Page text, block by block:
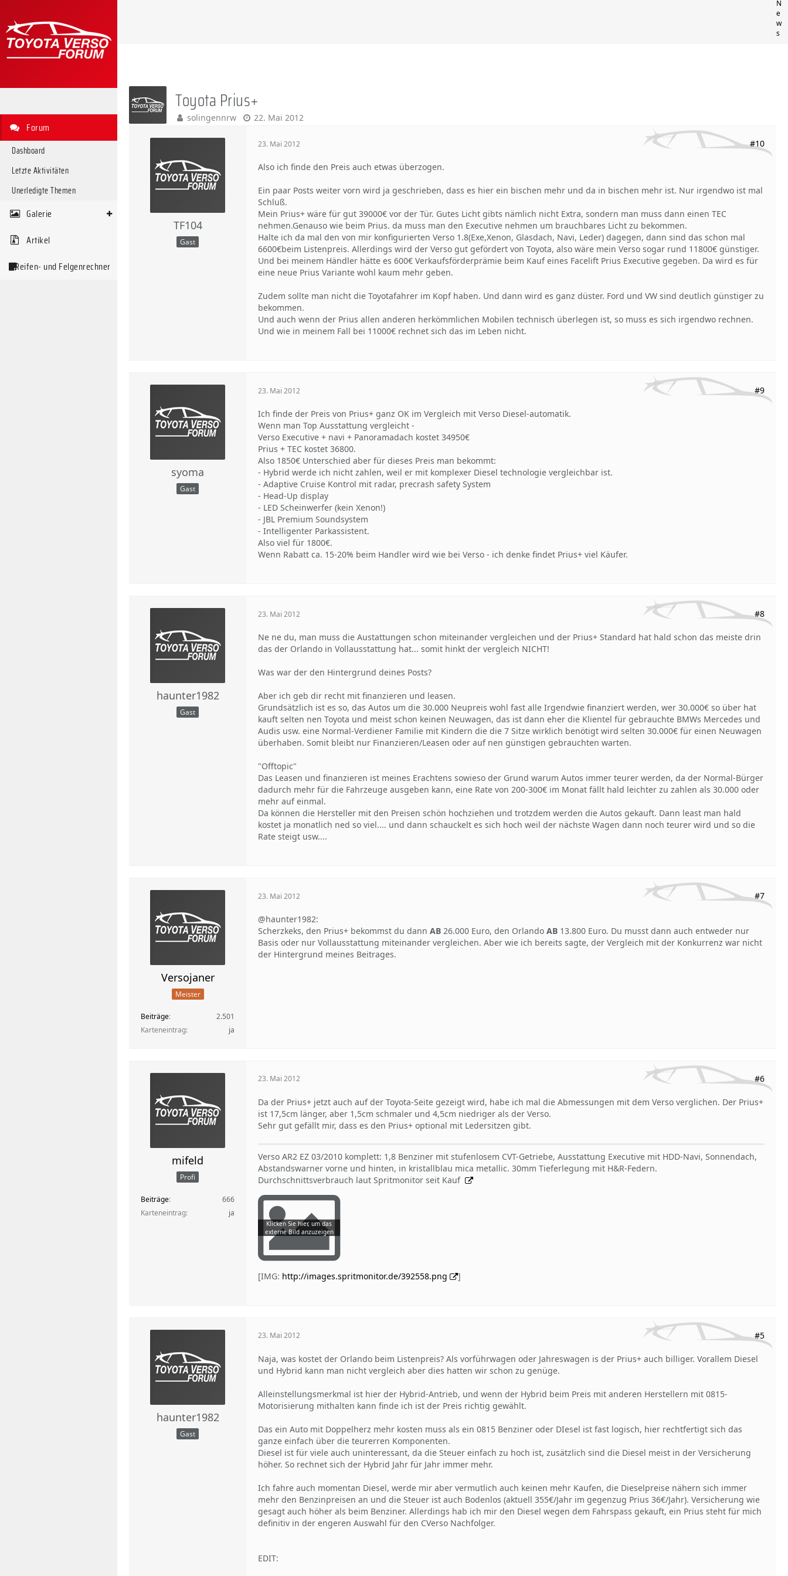
N
e
w
s
Forum
Dashboard
Letzte Aktivitäten
Unerledigte Themen
Galerie
Artikel
Reifen- und Felgenrechner
Toyota Prius+
solingennrw 22. Mai 2012
TF104
Gast
23. Mai 2012 #10
Also ich finde den Preis auch etwas überzogen.
Ein paar Posts weiter vorn wird ja geschrieben, dass es hier ein bischen mehr und da in bischen mehr ist. Nur irgendwo ist mal
Schluß.
Mein Prius+ wäre für gut 39000€ vor der Tür. Gutes Licht gibts nämlich nicht Extra, sondern man muss dann einen TEC
nehmen.Genauso wie beim Prius. da muss man den Executive nehmen um brauchbares Licht zu bekommen.
Halte ich da mal den von mir konfigurierten Verso 1.8(Exe,Xenon, Glasdach, Navi, Leder) dagegen, dann sind das schon mal
6600€beim Listenpreis. Allerdings wird der Verso gut gefördert von Toyota, also wäre mein Verso sogar rund 11800€ günstiger.
Und bei meinem Händler hätte es 600€ Verkaufsförderprämie beim Kauf eines Facelift Prius Executive gegeben. Da wird es für
eine neue Prius Variante wohl kaum mehr geben.
Zudem sollte man nicht die Toyotafahrer im Kopf haben. Und dann wird es ganz düster. Ford und VW sind deutlich günstiger zu
bekommen.
Und auch wenn der Prius allen anderen herkömmlichen Mobilen technisch überlegen ist, so muss es sich irgendwo rechnen.
Und wie in meinem Fall bei 11000€ rechnet sich das im Leben nicht.
syoma
Gast
23. Mai 2012 #9
Ich finde der Preis von Prius+ ganz OK im Vergleich mit Verso Diesel-automatik.
Wenn man Top Ausstattung vergleicht -
Verso Executive + navi + Panoramadach kostet 34950€
Prius + TEC kostet 36800.
Also 1850€ Unterschied aber für dieses Preis man bekommt:
- Hybrid werde ich nicht zahlen, weil er mit komplexer Diesel technologie vergleichbar ist.
- Adaptive Cruise Kontrol mit radar, precrash safety System
- Head-Up display
- LED Scheinwerfer (kein Xenon!)
- JBL Premium Soundsystem
- Intelligenter Parkassistent.
Also viel für 1800€.
Wenn Rabatt ca. 15-20% beim Handler wird wie bei Verso - ich denke findet Prius+ viel Käufer.
haunter1982
Gast
23. Mai 2012 #8
Ne ne du, man muss die Austattungen schon miteinander vergleichen und der Prius+ Standard hat hald schon das meiste drin
das der Orlando in Vollausstattung hat... somit hinkt der vergleich NICHT!
Was war der den Hintergrund deines Posts?
Aber ich geb dir recht mit finanzieren und leasen.
Grundsätzlich ist es so, das Autos um die 30.000 Neupreis wohl fast alle Irgendwie finanziert werden, wer 30.000€ so über hat
kauft selten nen Toyota und meist schon keinen Neuwagen, das ist dann eher die Klientel für gebrauchte BMWs Mercedes und
Audis usw. eine Normal-Verdiener Familie mit Kindern die die 7 Sitze wirklich benötigt wird selten 30.000€ für einen Neuwagen
überhaben. Somit bleibt nur Finanzieren/Leasen oder auf nen günstigen gebrauchten warten.
"Offtopic"
Das Leasen und finanzieren ist meines Erachtens sowieso der Grund warum Autos immer teurer werden, da der Normal-Bürger
dadurch mehr für die Fahrzeuge ausgeben kann, eine Rate von 200-300€ im Monat fällt hald leichter zu zahlen als 30.000 oder
mehr auf einmal.
Da können die Hersteller mit den Preisen schön hochziehen und trotzdem werden die Autos gekauft. Dann least man hald
kostet ja monatlich ned so viel.... und dann schauckelt es sich hoch weil der nächste Wagen dann noch teurer wird und so die
Rate steigt usw....
Versojaner
Meister
Beiträge
2.501
Karteneintrag
ja
23. Mai 2012 #7
@haunter1982:
Scherzkeks, den Prius+ bekommst du dann AB 26.000 Euro, den Orlando AB 13.800 Euro. Du musst dann auch entweder nur
Basis oder nur Vollausstattung miteinander vergleichen. Aber wie ich bereits sagte, der Vergleich mit der Konkurrenz war nicht
der Hintergrund meines Beitrages.
mifeld
Profi
Beiträge
666
Karteneintrag
ja
23. Mai 2012 #6
Da der Prius+ jetzt auch auf der Toyota-Seite gezeigt wird, habe ich mal die Abmessungen mit dem Verso verglichen. Der Prius+
ist 17,5cm länger, aber 1,5cm schmaler und 4,5cm niedriger als der Verso.
Sehr gut gefällt mir, dass es den Prius+ optional mit Ledersitzen gibt.
Verso AR2 EZ 03/2010 komplett: 1,8 Benziner mit stufenlosem CVT-Getriebe, Ausstattung Executive mit HDD-Navi, Sonnendach,
Abstandswarner vorne und hinten, in kristallblau mica metallic. 30mm Tieferlegung mit H&R-Federn.
Durchschnittsverbrauch laut Spritmonitor seit Kauf
[IMG: http://images.spritmonitor.de/392558.png ]
haunter1982
Gast
23. Mai 2012 #5
Naja, was kostet der Orlando beim Listenpreis? Als vorführwagen oder Jahreswagen is der Prius+ auch billiger. Vorallem Diesel
und Hybrid kann man nicht vergleich aber dies hatten wir schon zu genüge.
Alleinstellungsmerkmal ist hier der Hybrid-Antrieb, und wenn der Hybrid beim Preis mit anderen Herstellern mit 0815-
Motorisierung mithalten kann finde ich ist der Preis richtig gewählt.
Das ein Auto mit Doppelherz mehr kosten muss als ein 0815 Benziner oder DIesel ist fast logisch, hier rechtfertigt sich das
ganze einfach über die teurerren Komponenten.
Diesel ist für viele auch uninteressant, da die Steuer einfach zu hoch ist, zusätzlich sind die Diesel meist in der Versicherung
höher. So rechnet sich der Hybrid Jahr für Jahr immer mehr.
Ich fahre auch momentan Diesel, werde mir aber vermutlich auch keinen mehr Kaufen, die Dieselpreise nähern sich immer
mehr den Benzinpreisen an und die Steuer ist auch Bodenlos (aktuell 355€/Jahr im gegenzug Prius 36€/Jahr). Versicherung wie
gesagt auch höher als beim Benziner. Allerdings hab ich mir den Diesel wegen dem Fahrspass gekauft, ein Prius steht für mich
definitiv in der engeren Auswahl für den CVerso Nachfolger.
EDIT: